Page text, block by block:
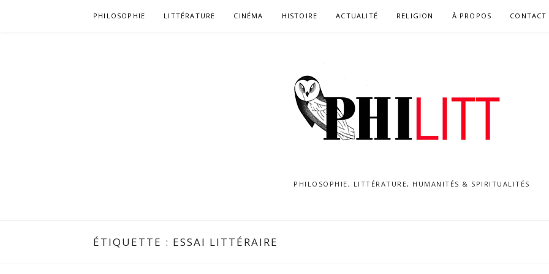
PHILOSOPHIE LITTÉRATURE CINÉMA HISTOIRE ACTUALITÉ RELIGION À PROPOS CONTACT
PHILOSOPHIE, LITTÉRATURE, HUMANITÉS & SPIRITUALITÉS
ÉTIQUETTE : ESSAI LITTÉRAIRE